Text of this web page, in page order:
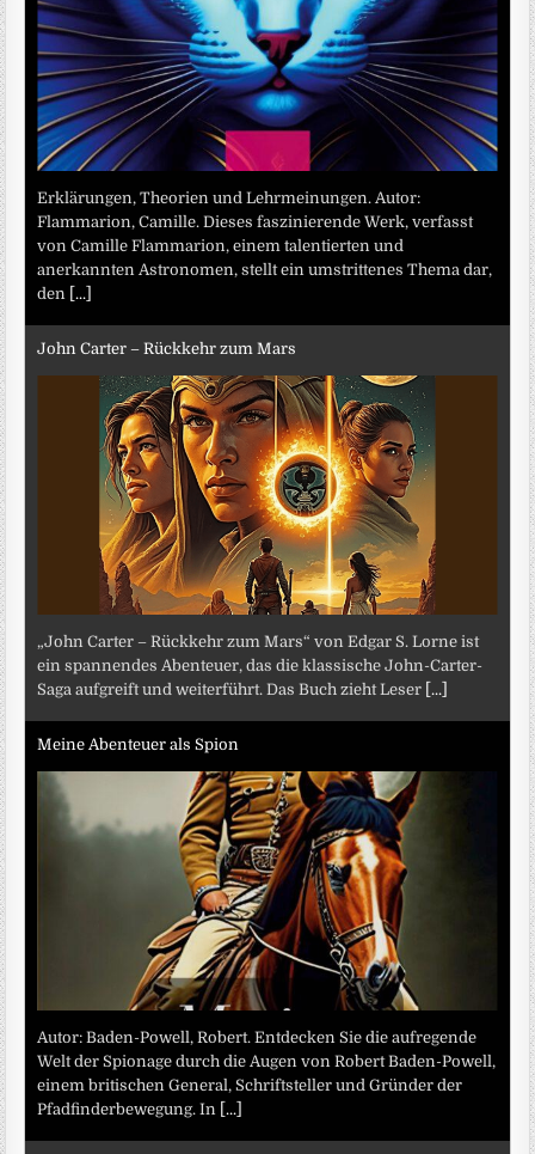
Erklärungen, Theorien und Lehrmeinungen. Autor:
Flammarion, Camille. Dieses faszinierende Werk, verfasst
von Camille Flammarion, einem talentierten und
anerkannten Astronomen, stellt ein umstrittenes Thema dar,
den [...]
John Carter – Rückkehr zum Mars
„John Carter – Rückkehr zum Mars“ von Edgar S. Lorne ist
ein spannendes Abenteuer, das die klassische John-Carter-
Saga aufgreift und weiterführt. Das Buch zieht Leser [...]
Meine Abenteuer als Spion
Autor: Baden-Powell, Robert. Entdecken Sie die aufregende
Welt der Spionage durch die Augen von Robert Baden-Powell,
einem britischen General, Schriftsteller und Gründer der
Pfadfinderbewegung. In [...]